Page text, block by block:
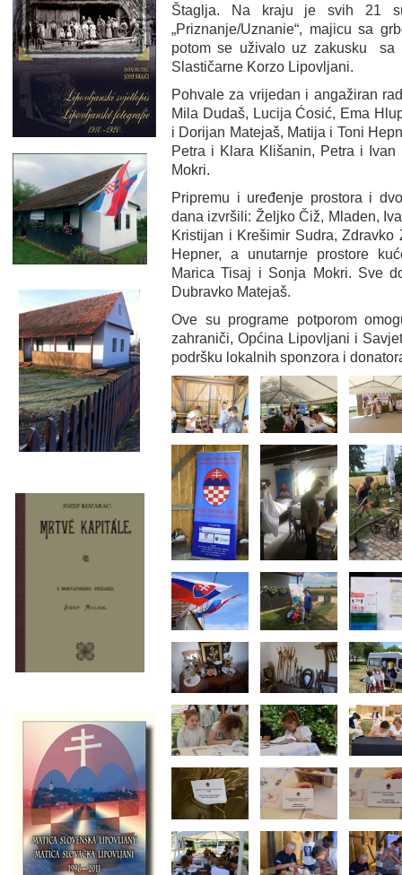
Štaglja. Na kraju je svih 21
„Priznanje/Uznanie“, majicu sa
potom se uživalo uz zakusku sa
Slastičarne Korzo Lipovljani.
Pohvale za vrijedan i angažiran
Mila Dudaš, Lucija Ćosić, Ema
i Dorijan Matejaš, Matija i Toni
Petra i Klara Klišanin, Petra i
Mokri.
Pripremu i uređenje prostora i
dana izvršili: Željko Čiž, Mladen,
Kristijan i Krešimir Sudra, Zdravko
Hepner, a unutarnje prostore
Marica Tisaj i Sonja Mokri. Sve
Dubravko Matejaš.
Ove su programe potporom
zahraniči, Općina Lipovljani i
podršku lokalnih sponzora i